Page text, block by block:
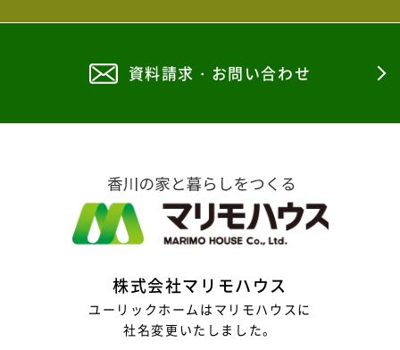
2025年7月
2025年6月
2025年4月
2025年3月
2025年1月
2024年12月
資料請求・お問い合わせ
株式会社マリモハウス
ユーリックホームはマリモハウスに
社名変更いたしました。